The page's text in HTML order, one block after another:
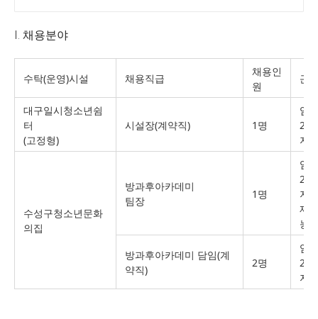
Ⅰ. 채용분야
수탁(운영)시설 채용직급
채용인
원
근
대구일시청소년쉼
터
(고정형)
시설장(계약직) 1명
임
지
수성구청소년문화
의집
방과후아카데미
팀장
1명
임
지
재
능
방과후아카데미 담임(계
약직)
2명
임
지